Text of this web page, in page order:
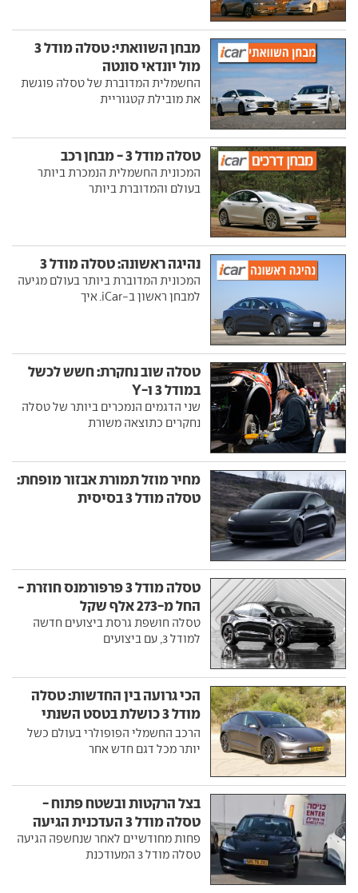
מבחן השוואתי: טסלה מודל 3
מול יונדאי סונטה
החשמלית המדוברת של טסלה פוגשת
את מובילת קטגוריית
טסלה מודל 3 - מבחן רכב
המכונית החשמלית הנמכרת ביותר
בעולם והמדוברת ביותר
נהיגה ראשונה: טסלה מודל 3
המכונית המדוברת ביותר בעולם מגיעה
למבחן ראשון ב-iCar. איך
טסלה שוב נחקרת: חשש לכשל
במודל 3 ו-Y
שני הדגמים הנמכרים ביותר של טסלה
נחקרים כתוצאה משורת
מחיר מוזל תמורת אבזור מופחת:
טסלה מודל 3 בסיסית
טסלה מודל 3 פרפורמנס חוזרת -
החל מ-273 אלף שקל
טסלה חושפת גרסת ביצועים חדשה
למודל 3, עם ביצועים
הכי גרועה בין החדשות: טסלה
מודל 3 כושלת בטסט השנתי
בגרמניה
הרכב החשמלי הפופולרי בעולם כשל
יותר מכל דגם חדש אחר
בצל הרקטות ובשטח פתוח -
טסלה מודל 3 העדכנית הגיעה
פחות מחודשיים לאחר שנחשפה הגיעה
טסלה מודל 3 המעודכנת